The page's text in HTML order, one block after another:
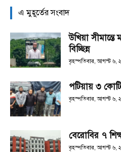
এ মুহূর্তের সংবাদ
উখিয়া
বিচ্ছিন্ন
বৃহস্পতিবার, আগস্ট ৬,
পটিয়ায় ৩
বৃহস্পতিবার, আগস্ট ৬,
বেরোবির ৭
বৃহস্পতিবার, আগস্ট ৬,